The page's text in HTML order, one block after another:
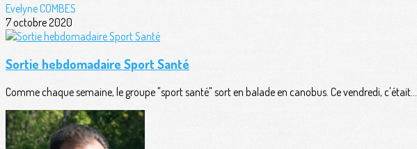
Evelyne COMBES
7 octobre 2020
Sortie hebdomadaire Sport Santé
Comme chaque semaine, le groupe "sport santé" sort en balade en canobus. Ce vendredi, c'était...